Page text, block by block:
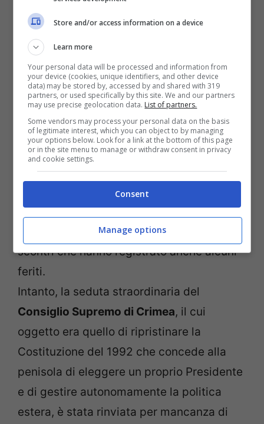
operazioni di routine, ma inserite nel
contesto attuale non fanno altro che
aumentare la preoccupazione e lo stato di
allerta.
Le preoccupazioni maggiori riguardano ora
stravolgimenti avvenuti nel governo
centrale, ha visto sorgere scontri tra gli
oppositori del nuovo regime e laComunità
dei Tartari della Crimea.
La polizia ha fatto fatica a sedare gli
scontri che hanno registrato anche alcuni
feriti.
Intanto, la seduta straordinaria del
Consiglio Supremo di Crimea, il cui
oggetto era quello di ripristinare la
Costituzione del 1992 che concede alla
penisola di eleggere un proprio Presidente
e di gestire autonomamente la politica
estera, è stata rinviata per mancanza di
Store and/or access information on a device
Learn more
Your personal data will be processed and information from
your device (cookies, unique identifiers, and other device
data) may be stored by, accessed by and shared with 319
partners, or used specifically by this site. We and our partners
may use precise geolocation data. List of partners.
Some vendors may process your personal data on the basis
of legitimate interest, which you can object to by managing
your options below. Look for a link at the bottom of this page
or in the site menu to manage or withdraw consent in privacy
and cookie settings.
Consent
Manage options